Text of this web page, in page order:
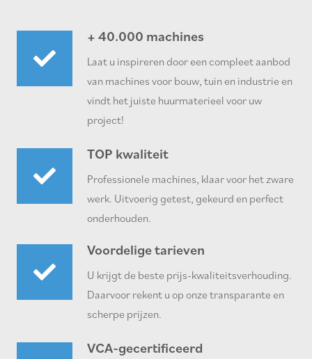
+ 40.000 machines
Laat u inspireren door een compleet aanbod
van machines voor bouw, tuin en industrie en
vindt het juiste huurmaterieel voor uw
project!
TOP kwaliteit
Professionele machines, klaar voor het zware
werk. Uitvoerig getest, gekeurd en perfect
onderhouden.
Voordelige tarieven
U krijgt de beste prijs-kwaliteitsverhouding.
Daarvoor rekent u op onze transparante en
scherpe prijzen.
VCA-gecertificeerd